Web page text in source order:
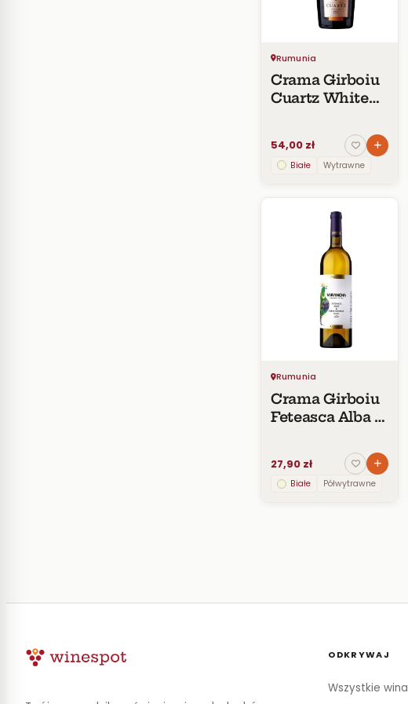
Rumunia
Crama Girboiu
Cuartz White
54,00 zł
Białe Wytrawne
Rumunia
Crama Girboiu
Feteasca Alba +
Exclusive IG
27,90 zł
Białe Półwytrawne
ODKRYWAJ
Wszystkie wina